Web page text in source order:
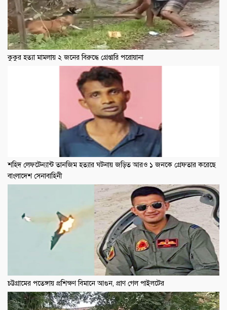
কুকুর হত্যা মামলায় ২ জনের বিরুদ্ধে গ্রেপ্তারি পরোয়ানা
শহিদ লেফটেন্যান্ট তানজিম হত্যার ঘটনায় জড়িত আরও ১ জনকে গ্রেফতার করেছে
বাংলাদেশ সেনাবাহিনী
চট্টগ্রামের পতেঙ্গায় প্রশিক্ষণ বিমানে আগুন, প্রাণ গেল পাইলটের